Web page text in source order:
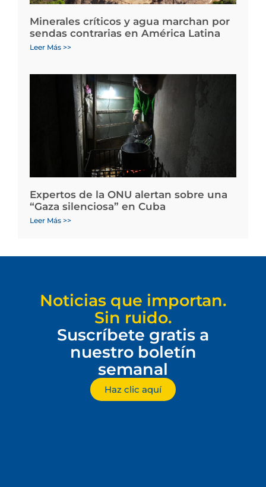
Minerales críticos y agua marchan por
sendas contrarias en América Latina
Leer Más >>
Expertos de la ONU alertan sobre una
“Gaza silenciosa” en Cuba
Leer Más >>
Noticias que importan.
Sin ruido.
Suscríbete gratis a
nuestro boletín
semanal
Haz clic aquí